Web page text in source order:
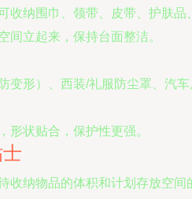
收纳围巾、领带、皮带、护肤品
间立起来，保持台面整洁。
变形）、西装/礼服防尘罩、汽
形状贴合，保护性更强。
收纳物品的体积和计划存放空间